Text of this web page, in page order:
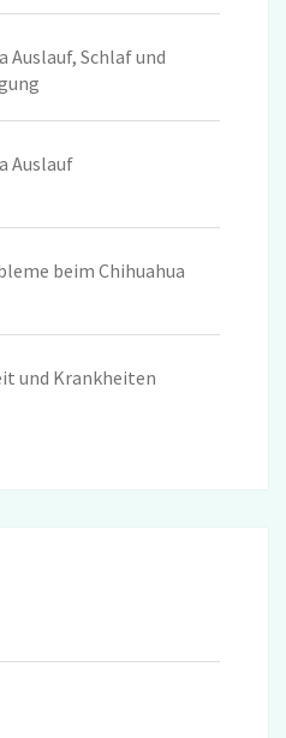
Auslauf, Schlaf und
Auslauf
beim Chihuahua
und Krankheiten